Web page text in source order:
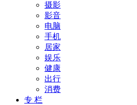
摄影
影音
电脑
手机
居家
娱乐
健康
出行
消费
专 栏